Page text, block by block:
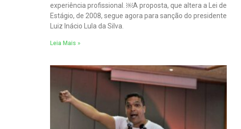
experiência profissional. ￼A proposta, que altera a Lei de
Estágio, de 2008, segue agora para sanção do presidente
Luiz Inácio Lula da Silva.
Leia Mais »